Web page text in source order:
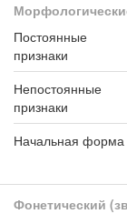
Постоянные
признаки
Непостоянные
признаки
Начальная форма
Фонетический